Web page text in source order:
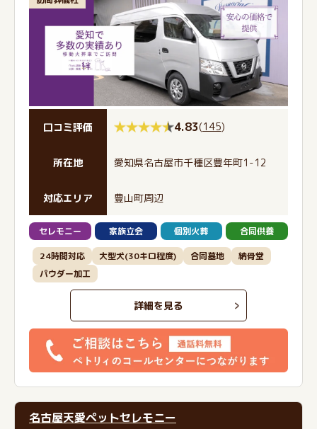
口コミ評価 4.83(145)
所在地 愛知県名古屋市千種区豊年町1-12
対応エリア 豊山町周辺
セレモニー 家族立会 個別火葬 合同供養
24時間対応 大型犬(30キロ程度) 合同墓地
納骨堂
パウダー加工
詳細を見る
名古屋天愛ペットセレモニー